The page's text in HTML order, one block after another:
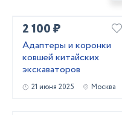
2 100 ₽
Адаптеры и коронки
ковшей китайских
экскаваторов
21 июня 2025 Москва